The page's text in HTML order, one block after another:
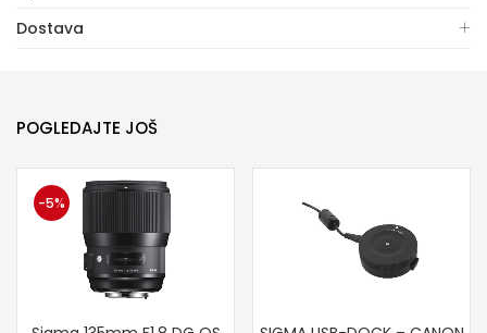
Dostava
POGLEDAJTE JOŠ
-5%